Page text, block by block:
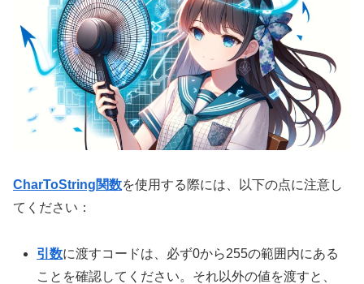
CharToString関数を使用する際には、以下の点に注意し
てください：
引数に渡すコードは、必ず0から255の範囲内にある
ことを確認してください。それ以外の値を渡すと、